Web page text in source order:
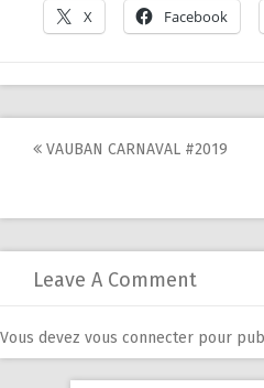
X Facebook
Post
VAUBAN CARNAVAL #2019
Leave A Comment
Vous devez vous connecter pour